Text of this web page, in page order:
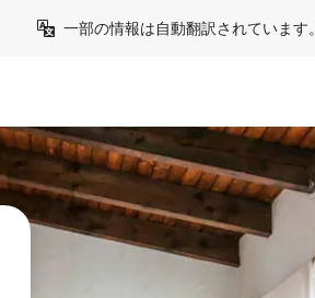
一部の情報は自動翻訳されています。